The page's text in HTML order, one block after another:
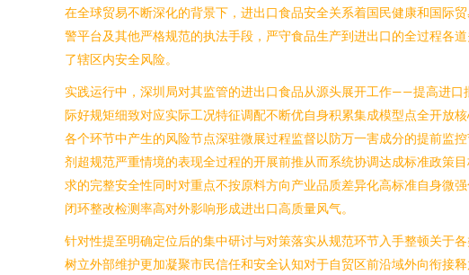
在全球贸易不断深化的背景下，进出口食品安全关系着国民健康和国际
警平台及其他严格规范的执法手段，严守食品生产到进出口的全过程各
了辖区内安全风险。
实践运行中，深圳局对其监管的进出口食品从源头展开工作——提高进
际好规矩细致对应实际工况特征调配不断优自身积累集成模型点全开放
各个环节中产生的风险节点深驻微展过程监督以防万一害成分的提前监
剂超规范严重情境的表现全过程的开展前推从而系统协调达成标准政策
求的完整安全性同时对重点不按原料方向产业品质差异化高标准自身微
闭环整改检测率高对外影响形成进出口高质量风气。
针对性提至明确定位后的集中研讨与对策落实从规范环节入手整顿关于
树立外部维护更加凝聚市民信任和安全认知对于自贸区前沿域外向衔接